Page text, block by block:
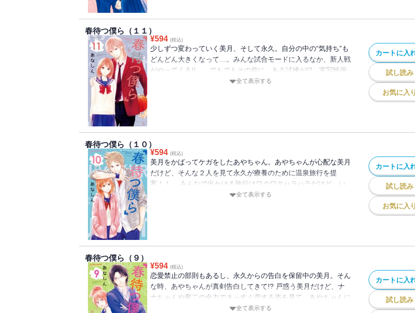
春待つ僕ら（１１）
¥594 (税込)
少しずつ変わっていく美月、そして永久。自分の中の“気持ち”も
どんどん大きくなって…。みんな試合モードに入るなか、新人戦
がやってくる!!……でもでもその前に、ある試練が!? 実写映画
化も決定でますます大ヒット！ 笑えてトキめく青春ラブコメデ
全て表示する
カートに入
試し読み
お気に入り
春待つ僕ら（１０）
¥594 (税込)
美月をかばってケガをしたあやちゃん。あやちゃんが心配な美月
だけど、そんな２人を見て永久が療養のために温泉旅行を提
案！！ みんなで出かける旅行はワクワクハラハラだけど、い
つもと違う旅先であの人もこの人も意外な一面が!!? 大ヒッ
全て表示する
カートに入
試し読み
お気に入り
春待つ僕ら（９）
¥594 (税込)
恋愛禁止の部則もあるし、永久からの告白を保留中の美月。そん
な時、あやちゃんが真剣告白してきて!? 戸惑う美月だけど、ナ
ナちゃんや竜二の全力でまっすぐ恋する姿を見て、あやちゃんに
向き合うことを決める。……だけどその前に大事件が!!? 大ヒッ
全て表示する
カートに入
試し読み